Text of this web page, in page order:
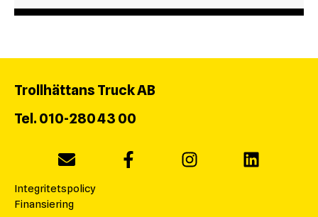
Trollhättans Truck AB
Tel. 010-280 43 00
Integritetspolicy
Finansiering